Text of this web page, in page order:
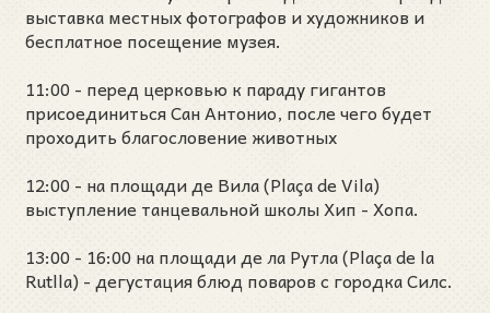
выставка местных фотографов и художников и
бесплатное посещение музея.
11:00 - перед церковью к параду гигантов
присоединиться Сан Антонио, после чего будет
проходить благословение животных
12:00 - на площади де Вила (Plaça de Vila)
выступление танцевальной школы Хип - Хопа.
13:00 - 16:00 на площади де ла Рутла (Plaça de la
Rutlla) - дегустация блюд поваров с городка Силс.